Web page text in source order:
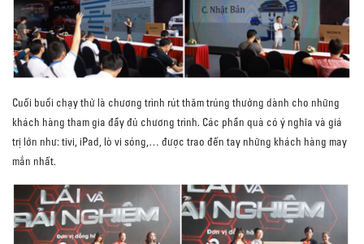
Cuối buổi chạy thử là chương trình rút thăm trúng thưởng dành cho những
khách hàng tham gia đầy đủ chương trình. Các phần quà có ý nghĩa và giá
trị lớn như: tivi, iPad, lò vi sóng,… được trao đến tay những khách hàng may
mắn nhất.